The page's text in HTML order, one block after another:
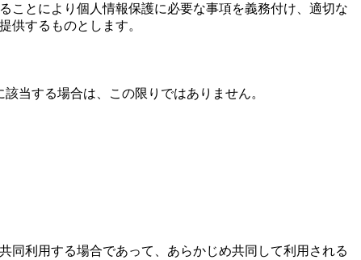
ことにより個人情報保護に必要な事項を義務付け、適切な
供するものとします。
当する場合は、この限りではありません。
同利用する場合であって、あらかじめ共同して利用される